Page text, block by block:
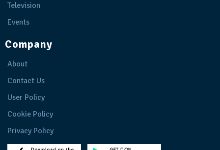
Television
Events
Company
About
Contact Us
User Policy
Cookie Policy
Privacy Policy